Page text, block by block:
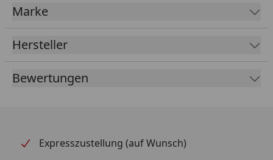
der Kräuterkruste. Auch beim Sautieren von Gemüse
wunderbar. Gegrilltes wird auf der Platte schnell und
einfach gar und ist unwiderstehlich lecker.
Marke
Hersteller
Bewertungen
Expresszustellung (auf Wunsch)